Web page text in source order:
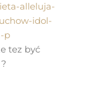
alleluja-
idol-
p
tez być